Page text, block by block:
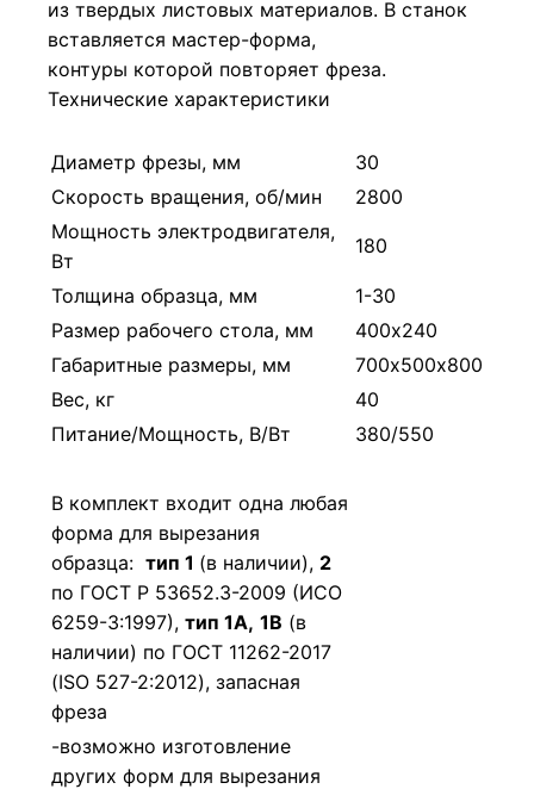
из твердых листовых материалов. В станок
вставляется мастер-форма,
контуры которой повторяет фреза.
Технические характеристики
Диаметр фрезы, мм
30
Скорость вращения, об/мин
2800
Мощность электродвигателя,
Вт
180
Толщина образца, мм
1-30
Размер рабочего стола, мм
400х240
Габаритные размеры, мм
700х500х800
Вес, кг
40
Питание/Мощность, В/Вт
380/550
В комплект входит одна любая
форма для вырезания
образца: тип 1 (в наличии), 2
по ГОСТ Р 53652.3-2009 (ИСО
6259-3:1997), тип 1А, 1B (в
наличии) по ГОСТ 11262-2017
(ISO 527-2:2012), запасная
фреза
-возможно изготовление
других форм для вырезания